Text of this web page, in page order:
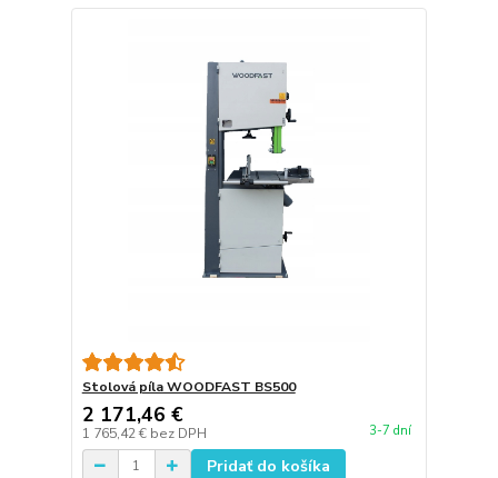
Stolová píla WOODFAST BS500
2 171,46 €
1 765,42 € bez DPH 3-7 dní
Pridať do košíka